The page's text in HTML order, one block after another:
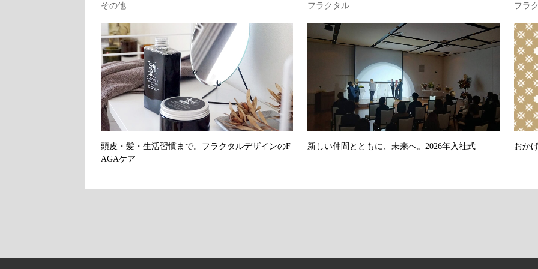
その他
頭皮・髪・生活習慣まで。フラクタルデザインのF
AGAケア
フラクタル
新しい仲間とともに、未来へ。2026年入社式
フラ
おか